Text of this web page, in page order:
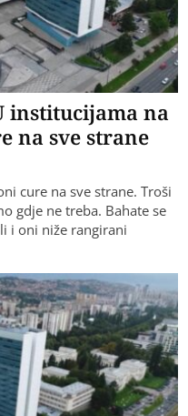
institucijama na
na sve strane
cure na sve strane. Troši
gdje ne treba. Bahate se
i oni niže rangirani